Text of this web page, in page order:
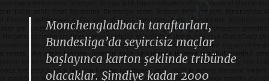
Monchengladbach taraftarları,
Bundesliga’da seyircisiz maçlar
başlayınca karton şeklinde tribünde
olacaklar. Şimdiye kadar 2000